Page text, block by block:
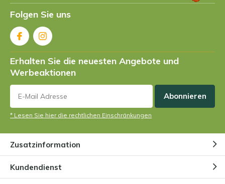
Folgen Sie uns
Erhalten Sie die neuesten Angebote und
Werbeaktionen
Abonnieren
* Lesen Sie hier die rechtlichen Einschränkungen
Zusatzinformation
Kundendienst